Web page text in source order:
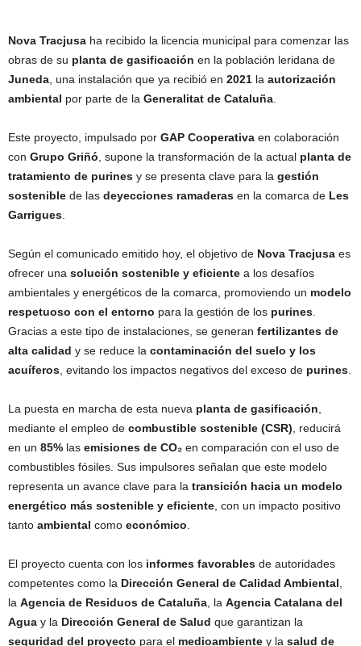
Nova Tracjusa ha recibido la licencia municipal para comenzar las
obras de su planta de gasificación en la población leridana de
Juneda , una instalación que ya recibió en 2021 la autorización
ambiental por parte de la Generalitat de Cataluña
Este proyecto, impulsado por GAP Cooperativa en colaboración
con Grupo Griñó , supone la transformación de la actual planta de
tratamiento de purines y se presenta clave para la gestión
sostenible de las deyecciones ramaderas en la comarca de Les
Garrigues
Según el comunicado emitido hoy, el objetivo de Nova Tracjusa es
ofrecer una solución sostenible y eficiente a los desafíos
ambientales y energéticos de la comarca, promoviendo un modelo
respetuoso con el entorno para la gestión de los purines
Gracias a este tipo de instalaciones, se generan fertilizantes de
alta calidad y se reduce la contaminación del suelo y los
acuíferos , evitando los impactos negativos del exceso de purines
La puesta en marcha de esta nueva planta de gasificación
mediante el empleo de combustible sostenible (CSR) , reducirá
en un 85% las emisiones de CO₂ en comparación con el uso de
combustibles fósiles. Sus impulsores señalan que este modelo
representa un avance clave para la transición hacia un modelo
energético más sostenible y eficiente , con un impacto positivo
tanto ambiental como económico
El proyecto cuenta con los informes favorables de autoridades
competentes como la Dirección General de Calidad Ambiental
la Agencia de Residuos de Cataluña , la Agencia Catalana del
Agua y la Dirección General de Salud que garantizan la
seguridad del proyecto para el medioambiente y la salud de